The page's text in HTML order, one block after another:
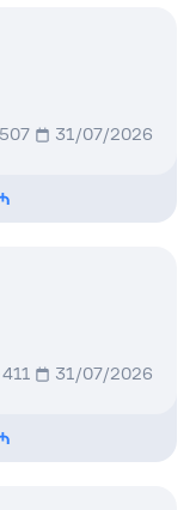
507 31/07/2026
411 31/07/2026